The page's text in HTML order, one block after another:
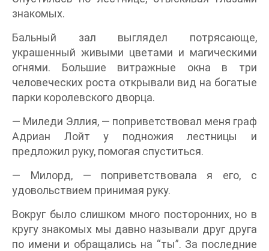
знакомых.
Бальный зал выглядел потрясающе,
украшенный живыми цветами и магическими
огнями. Большие витражные окна в три
человеческих роста открывали вид на богатые
парки королевского дворца.
— Миледи Эллия, — поприветствовал меня граф
Адриан Лойт у подножия лестницы и
предложил руку, помогая спуститься.
— Милорд, — поприветствовала я его, с
удовольствием принимая руку.
Вокруг было слишком много посторонних, но в
кругу знакомых мы давно называли друг друга
по имени и обращались на “ты”. За последние